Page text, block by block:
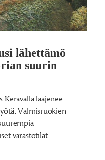
lähettämö
suurin
laajenee
Valmisruokien
varastotilat…